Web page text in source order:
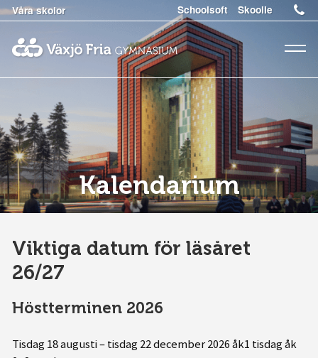
Våra skolor Schoolsoft Skoolie
Meny
Kalendarium
Viktiga datum för läsåret
26/27
Höstterminen 2026
Tisdag 18 augusti – tisdag 22 december 2026 åk1 tisdag åk